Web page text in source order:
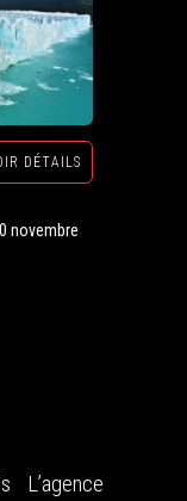
DÉTAILS
novembre
L’agence